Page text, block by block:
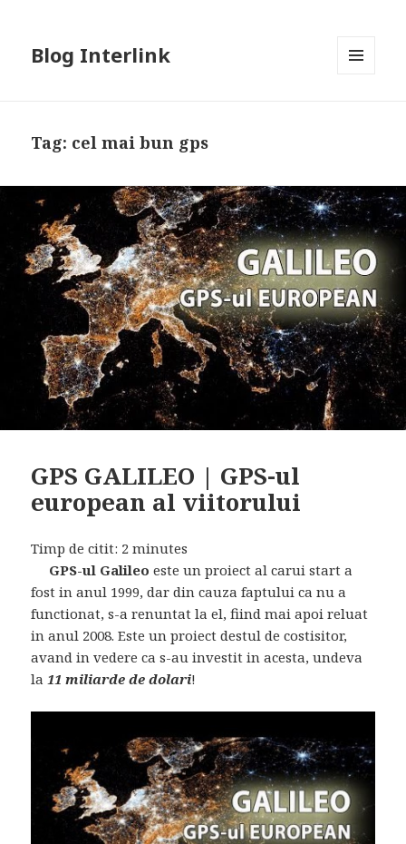
Blog Interlink
Tag: cel mai bun gps
GPS GALILEO | GPS-ul
european al viitorului
Timp de citit: 2 minutes
GPS-ul Galileoeste un proiect al carui start a
fost in anul 1999, dar din cauza faptului ca nu a
functionat, s-a renuntat la el, fiind mai apoi reluat
in anul 2008. Este un proiect destul de costisitor,
avand in vedere ca s-au investit in acesta, undeva
la 11 miliarde de dolari!